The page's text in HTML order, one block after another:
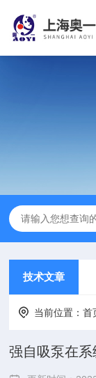
技术文章
当前位置：首
强自吸泵在